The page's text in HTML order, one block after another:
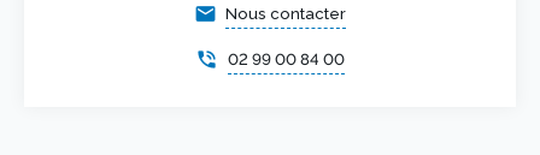
email Nous contacter
phone_in_talk 02 99 00 84 00